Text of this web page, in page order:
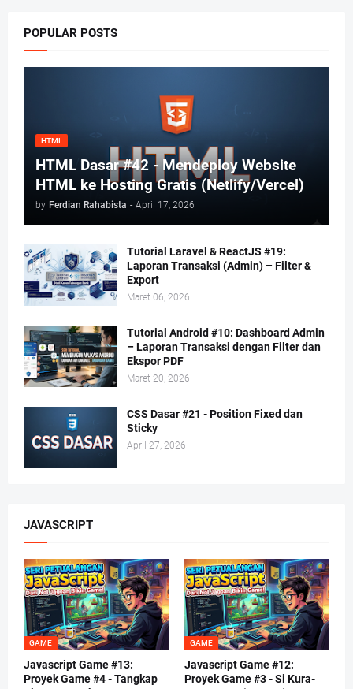
POPULAR POSTS
HTML
HTML Dasar #42 - Mendeploy Website
HTML ke Hosting Gratis (Netlify/Vercel)
by Ferdian Rahabista - April 17, 2026
Tutorial Laravel & ReactJS #19:
Laporan Transaksi (Admin) – Filter &
Export
Maret 06, 2026
Tutorial Android #10: Dashboard Admin
– Laporan Transaksi dengan Filter dan
Ekspor PDF
Maret 20, 2026
CSS Dasar #21 - Position Fixed dan
Sticky
April 27, 2026
JAVASCRIPT
GAME
Javascript Game #13:
Proyek Game #4 - Tangkap
GAME
Javascript Game #12:
Proyek Game #3 - Si Kura-